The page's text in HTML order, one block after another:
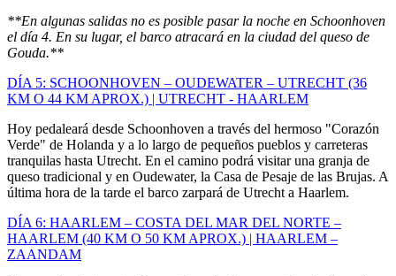
**En algunas salidas no es posible pasar la noche en Schoonhoven
el día 4. En su lugar, el barco atracará en la ciudad del queso de
Gouda.**
DÍA 5: SCHOONHOVEN – OUDEWATER – UTRECHT (36
KM O 44 KM APROX.) | UTRECHT - HAARLEM
Hoy pedaleará desde Schoonhoven a través del hermoso "Corazón
Verde" de Holanda y a lo largo de pequeños pueblos y carreteras
tranquilas hasta Utrecht. En el camino podrá visitar una granja de
queso tradicional y en Oudewater, la Casa de Pesaje de las Brujas. A
última hora de la tarde el barco zarpará de Utrecht a Haarlem.
DÍA 6: HAARLEM – COSTA DEL MAR DEL NORTE –
HAARLEM (40 KM O 50 KM APROX.) | HAARLEM –
ZAANDAM